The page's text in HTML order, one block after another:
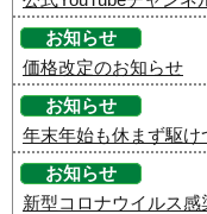
お知らせ
価格改定のお知らせ
お知らせ
年末年始も休まず駆け
お知らせ
新型コロナウイルス感